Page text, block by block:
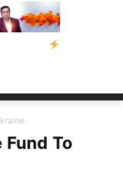
ನ್ಯೂಸ್ ಕಾರ್ಪ್‌ಗೆ
Fund To